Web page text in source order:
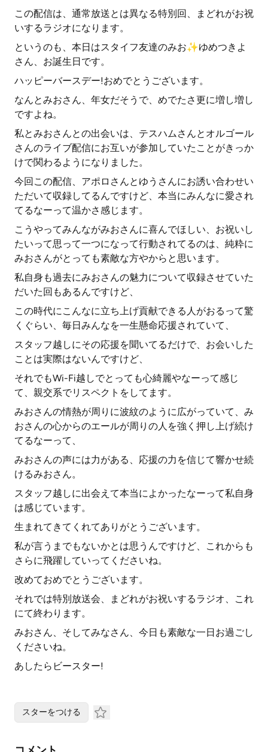
この配信は、通常放送とは異なる特別回、まどれがお祝
いするラジオになります。
というのも、本日はスタイフ友達のみお✨ゆめつきよ
さん、お誕生日です。
ハッピーバースデー!おめでとうございます。
なんとみおさん、年女だそうで、めでたさ更に増し増し
ですよね。
私とみおさんとの出会いは、テスハムさんとオルゴール
さんのライブ配信にお互いが参加していたことがきっか
けで関わるようになりました。
今回この配信、アポロさんとゆうさんにお誘い合わせい
ただいて収録してるんですけど、本当にみんなに愛され
てるなーって温かさ感じます。
こうやってみんながみおさんに喜んでほしい、お祝いし
たいって思って一つになって行動されてるのは、純粋に
みおさんがとっても素敵な方やからと思います。
私自身も過去にみおさんの魅力について収録させていた
だいた回もあるんですけど、
この時代にこんなに立ち上げ貢献できる人がおるって驚
くぐらい、毎日みんなを一生懸命応援されていて、
スタッフ越しにその応援を聞いてるだけで、お会いした
ことは実際はないんですけど、
それでもWi-Fi越しでとっても心綺麗やなーって感じ
て、親交系でリスペクトをしてます。
みおさんの情熱が周りに波紋のように広がっていて、み
おさんの心からのエールが周りの人を強く押し上げ続け
てるなーって、
みおさんの声には力がある、応援の力を信じて響かせ続
けるみおさん。
スタッフ越しに出会えて本当によかったなーって私自身
は感じています。
生まれてきてくれてありがとうございます。
私が言うまでもないかとは思うんですけど、これからも
さらに飛躍していってくださいね。
改めておめでとうございます。
それでは特別放送会、まどれがお祝いするラジオ、これ
にて終わります。
みおさん、そしてみなさん、今日も素敵な一日お過ごし
くださいね。
あしたらビースター!
スターをつける